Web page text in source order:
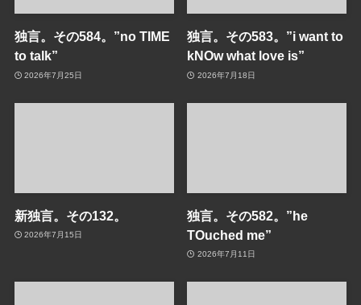
独言。その584。”no TIME
to talk”
2026年7月25日
独言。その583。”i want to
kNOw what love is”
2026年7月18日
新独言。その132。
2026年7月15日
独言。その582。”he
TOuched me”
2026年7月11日